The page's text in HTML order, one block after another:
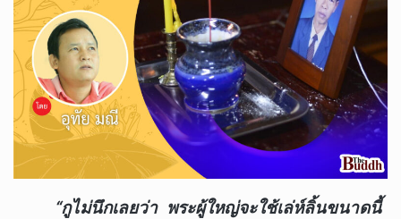
“กูไม่นึกเลยว่า พระผู้ใหญ่จะใช้เล่ห์ลิ้นขนาดนี้